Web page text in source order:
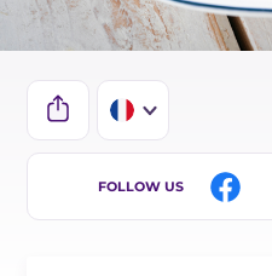
IT
FOLLOW US